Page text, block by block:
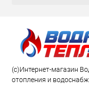
(c)Интернет-магазин
отопления и